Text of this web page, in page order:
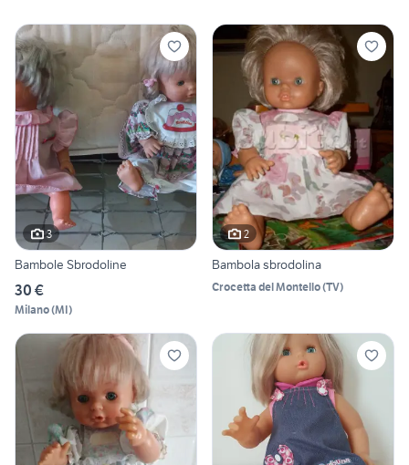
3
Bambole Sbrodoline
30 €
Milano(MI)
2
Bambola sbrodolina
Crocetta del Montello(TV)